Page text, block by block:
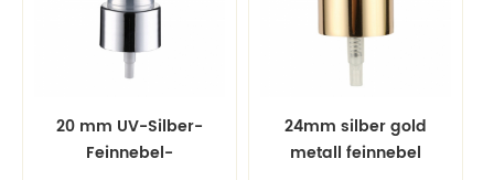
20 mm UV-Silber-
Feinnebel-
24mm silber gold
metall feinnebel